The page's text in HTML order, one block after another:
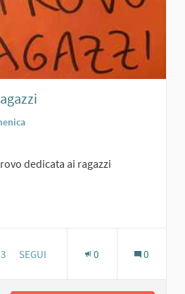
dedicata ai ragazzi
3 3 SOSTENITORI
SEGUI 0 0